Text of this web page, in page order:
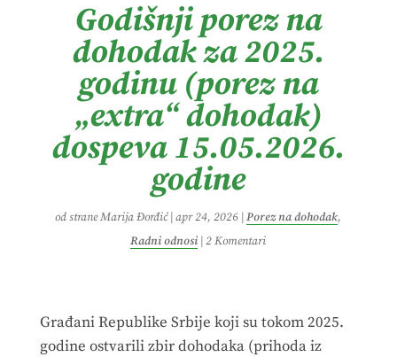
Godišnji porez na
dohodak za 2025.
godinu (porez na
„extra“ dohodak)
dospeva 15.05.2026.
godine
od straneMarija Đorđić|apr 24, 2026 |Porez na dohodak,
Radni odnosi |2 Komentari
Građani Republike Srbije koji su tokom 2025.
godine ostvarili zbir dohodaka (prihoda iz